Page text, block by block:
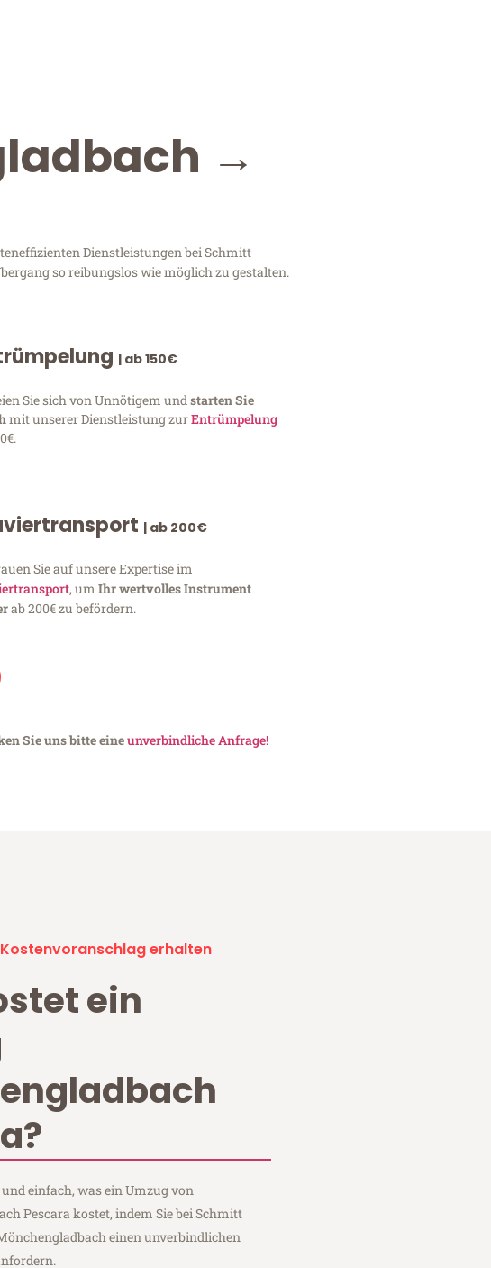
→
Dienstleistungen bei Schmitt
so reibungslos wie möglich zu gestalten.
| ab 150€
Sie sich von Unnötigem und starten Sie
mit unserer Dienstleistung zurEntrümpelung
| ab 200€
Sie auf unsere Expertise im
, um Ihr wertvolles Instrument
ab 200€ zu befördern.
Sie uns bitte eineunverbindliche Anfrage!
erhalten
ein
einfach, was ein Umzug von
Pescara kostet, indem Sie bei Schmitt
einen unverbindlichen